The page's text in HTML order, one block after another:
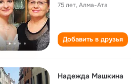
75 лет,Алма-Ата
Добавить в друзья
Надежда Машкина